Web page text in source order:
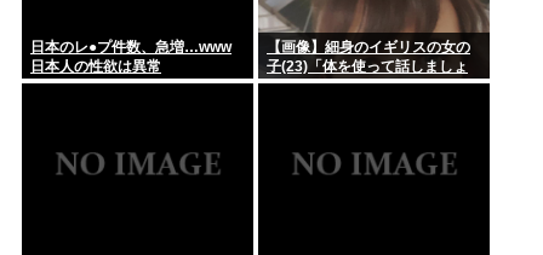
日本のレ●プ件数、急増…www
日本人の性欲は異常
【画像】細身のイギリスの女の
子(23)「体を使って話しましょ
う…